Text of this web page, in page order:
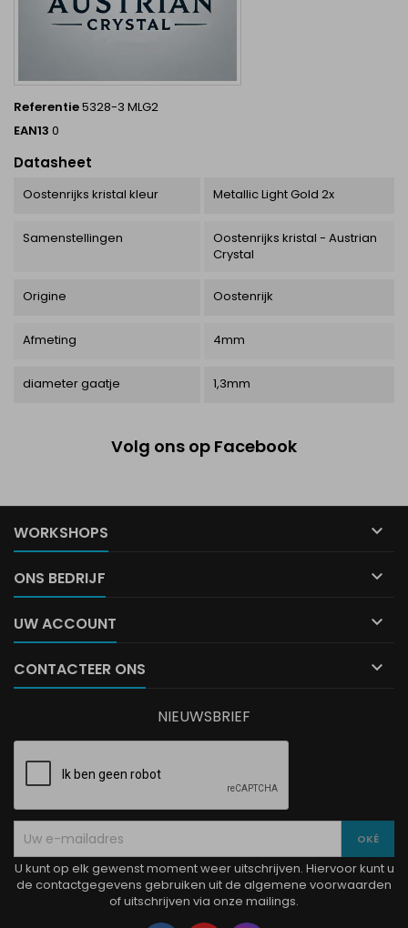
Referentie5328-3 MLG2
EAN13 0
Datasheet
Oostenrijks kristal kleur Metallic Light Gold 2x
Samenstellingen
Oostenrijks kristal - Austrian
Crystal
Origine Oostenrijk
Afmeting 4mm
diameter gaatje 1,3mm
Volg ons op Facebook
WORKSHOPS 
ONS BEDRIJF 
UW ACCOUNT 
CONTACTEER ONS 
NIEUWSBRIEF
U kunt op elk gewenst moment weer uitschrijven. Hiervoor kunt u
de contactgegevens gebruiken uit de algemene voorwaarden
of uitschrijven via onze mailings.